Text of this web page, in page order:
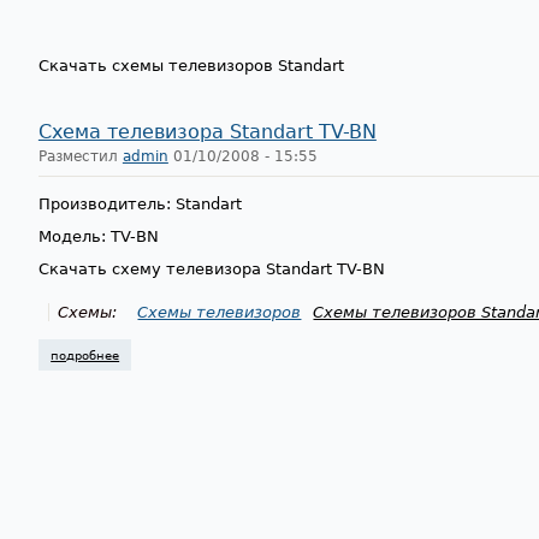
Скачать схемы телевизоров Standart
Схема телевизора Standart TV-BN
Разместил admin 01/10/2008 - 15:55
Производитель: Standart
Модель: TV-BN
Скачать схему телевизора Standart TV-BN
Схемы: Схемы телевизоров Схемы телевизоров
подробнее